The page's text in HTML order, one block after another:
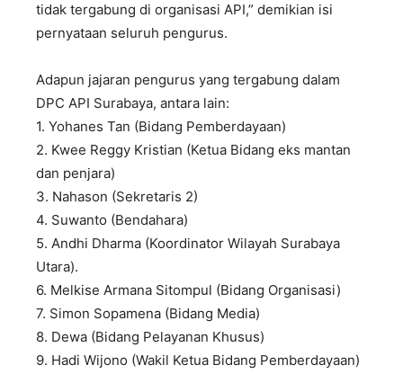
tidak tergabung di organisasi API,” demikian isi
pernyataan seluruh pengurus.
Adapun jajaran pengurus yang tergabung dalam
DPC API Surabaya, antara lain:
1. Yohanes Tan (Bidang Pemberdayaan)
2. Kwee Reggy Kristian (Ketua Bidang eks mantan
dan penjara)
3. Nahason (Sekretaris 2)
4. Suwanto (Bendahara)
5. Andhi Dharma (Koordinator Wilayah Surabaya
Utara).
6. Melkise Armana Sitompul (Bidang Organisasi)
7. Simon Sopamena (Bidang Media)
8. Dewa (Bidang Pelayanan Khusus)
9. Hadi Wijono (Wakil Ketua Bidang Pemberdayaan)